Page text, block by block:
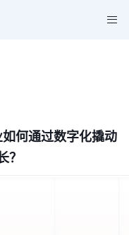
何通过数字化撬动
？